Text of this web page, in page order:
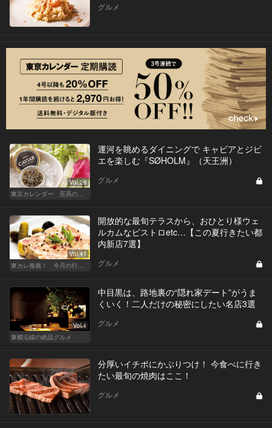
グルメ
Vol.26
東京カレンダー 至高の名店シリーズ
運河を眺めるダイニングで キャビアとジビ
エを楽しむ『SØHOLM』（天王洲）
グルメ
Vol.41
東カレ推薦！ 今月の行くべき店
開放的な最旬テラスから、おひとり様ウェ
ルカムなビストロetc…【この夏行きたい都
内新店7選】
グルメ
Vol.1
東横沿線の絶品グルメ
中目黒は、路地裏の“隠れ家デート”がうま
くいく！二人だけの秘密にしたい名店3選
グルメ
分厚いイチボにかぶりつけ！ 今食べに行き
たい最旬の焼肉はここ！
グルメ